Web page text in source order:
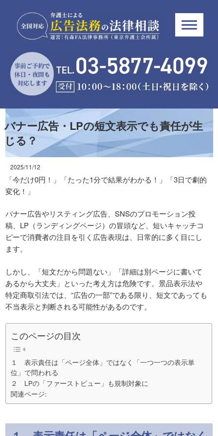
バナー広告・LPの短文表示でも責任が生
じる？
2025/11/12
「今だけ0円！」「たった1分で結果がわかる！」「3日で劇的
変化！」
バナー広告やリスティング広告、SNSのプロモーション投
稿、LP（ランディングページ）の冒頭など、短いキャッチコ
ピーで消費者の注目を引く広告表現は、日常的に多く目にし
ます。
しかし、「短文だから問題ない」「詳細は別ページに書いて
あるから大丈夫」といった考え方は危険です。景品表示法や
特定商取引法では、“広告の一部”である限り、短文であっても
不当表示と判断される可能性があるのです。
このページの目次
１ 表示責任は「ページ全体」ではなく「一つ一つの表示単
位」で問われる
２ LPの「ファーストビュー」も規制対象に
関連ページ: